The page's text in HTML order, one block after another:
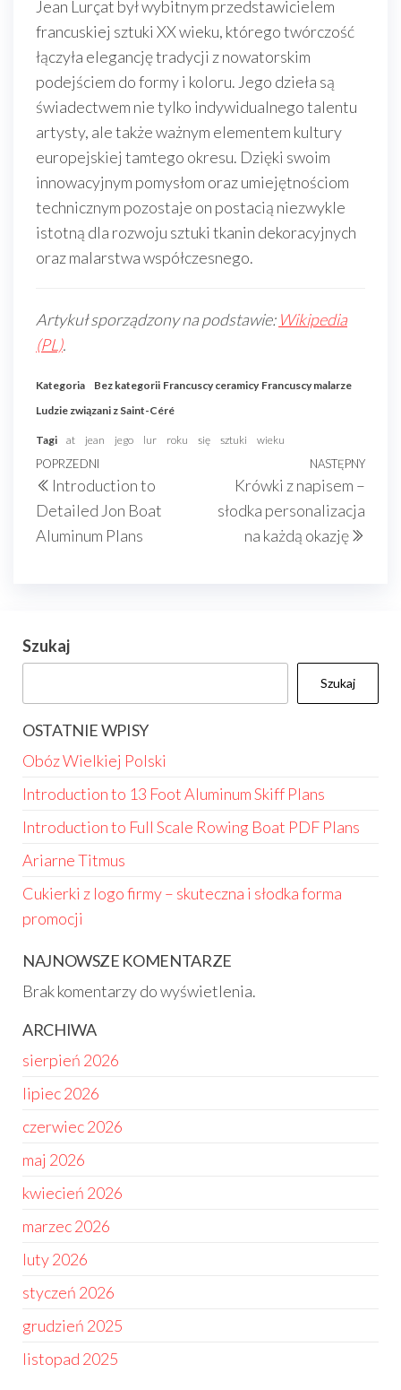
Jean Lurçat był wybitnym przedstawicielem
francuskiej sztuki XX wieku, którego twórczość
łączyła elegancję tradycji z nowatorskim
podejściem do formy i koloru. Jego dzieła są
świadectwem nie tylko indywidualnego talentu
artysty, ale także ważnym elementem kultury
europejskiej tamtego okresu. Dzięki swoim
innowacyjnym pomysłom oraz umiejętnościom
technicznym pozostaje on postacią niezwykle
istotną dla rozwoju sztuki tkanin dekoracyjnych
oraz malarstwa współczesnego.
Artykuł sporządzony na podstawie: Wikipedia
(PL).
Kategoria Bez kategorii Francuscy ceramicy Francuscy malarze
Ludzie związani z Saint-Céré
Tagi at jean jego lur roku się sztuki wieku
Nawigacja
wpisu
Poprzedni
wpis
POPRZEDNI
Introduction to
Detailed Jon Boat
Aluminum Plans
NASTĘPNY
Krówki z napisem –
słodka personalizacja
na każdą okazję
Szukaj
Szukaj
OSTATNIE WPISY
Obóz Wielkiej Polski
Introduction to 13 Foot Aluminum Skiff Plans
Introduction to Full Scale Rowing Boat PDF Plans
Ariarne Titmus
Cukierki z logo firmy – skuteczna i słodka forma
promocji
NAJNOWSZE KOMENTARZE
Brak komentarzy do wyświetlenia.
ARCHIWA
sierpień 2026
lipiec 2026
czerwiec 2026
maj 2026
kwiecień 2026
marzec 2026
luty 2026
styczeń 2026
grudzień 2025
listopad 2025